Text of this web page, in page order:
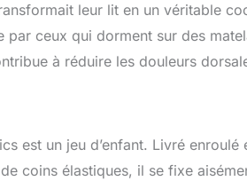
leur lit en un véritable
ceux qui dorment sur des
à réduire les douleurs
est un jeu d’enfant. Livré
coins élastiques, il se fixe